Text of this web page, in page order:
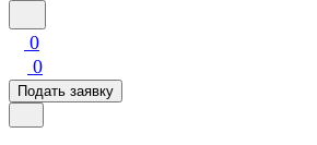
0
0
Подать заявку